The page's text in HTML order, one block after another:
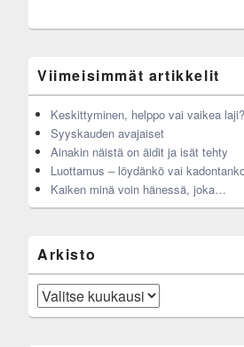
Viimeisimmät artikkelit
Keskittyminen, helppo vai vaikea laji?
Syyskauden avajaiset
Ainakin näistä on äidit ja isät tehty
Luottamus – löydänkö vai
Kaiken minä voin hänessä, joka…
Arkisto
Arkisto